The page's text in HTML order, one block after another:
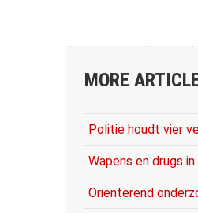
MORE
Politie houdt vier
Wapens en drugs in
Oriënterend